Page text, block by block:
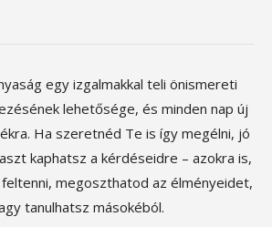
egy izgalmakkal teli önismereti
lehetősége, és minden nap új
Ha szeretnéd Te is így megélni, jó
kaphatsz a kérdéseidre – azokra is,
megoszthatod az élményeidet,
tanulhatsz másokéból.